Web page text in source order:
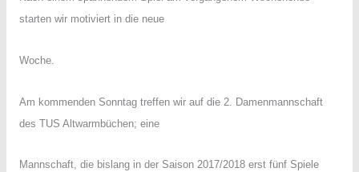
starten wir motiviert in die neue
Woche.
Am kommenden Sonntag treffen wir auf die 2. Damenmannschaft
des TUS Altwarmbüchen; eine
Mannschaft, die bislang in der Saison 2017/2018 erst fünf Spiele